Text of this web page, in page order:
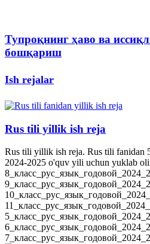
Тупроқнинг ҳаво ва
бошқариш
Ish rejalar
Rus tili yillik ish reja
Rus tili yillik ish reja. Rus tili fanidan
2024-2025 o'quv yili uchun yuklab